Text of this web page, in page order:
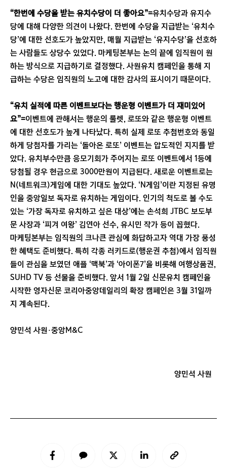
“한번에 수당을 받는 유치수당이 더 좋아요”=유치수당과 유지수
당에 대해 다양한 의견이 나왔다. 한번에 수당을 지급받는 ‘유치수
당’에 대한 선호도가 높았지만, 매월 지급받는 ‘유지수당’을 선호하
는 사람들도 상당수 있었다. 마케팅본부는 논의 끝에 임직원이 원
하는 방식으로 지급하기로 결정했다. 사원유치 캠페인을 통해 지
급하는 수당은 임직원의 노고에 대한 감사의 표시이기 때문이다.
“유치 실적에 따른 이벤트보다는 행운형 이벤트가 더 재미있어
요”=이벤트에 관해서는 행운의 룰렛, 로또와 같은 행운형 이벤트
에 대한 선호도가 높게 나타났다. 특히 실제 로또 추첨번호와 동일
하게 당첨자를 가리는 ‘돌아온 로또’ 이벤트는 압도적인 지지를 받
았다. 유치부수만큼 응모기회가 주어지는 로또 이벤트에서 1등에
당첨될 경우 현금으로 3000만원이 지급된다. 새로운 이벤트로는
N(네트워크)게임에 대한 기대도 높았다. ‘N게임’이란 지정된 유명
인을 중앙일보 독자로 유치하는 게임이다. 인기의 척도로 볼 수도
있는 ‘가장 독자로 유치하고 싶은 대상’에는 손석희 JTBC 보도부
문 사장과 ‘피겨 여왕’ 김연아 선수, 유시민 작가 등이 꼽혔다.
마케팅본부는 임직원의 크나큰 관심에 화답하고자 역대 가장 풍성
한 혜택도 준비했다. 특히 각종 러키드로(행운권 추첨)에서 임직원
들이 관심을 보였던 애플 ‘맥북’과 ‘아이폰7’을 비롯해 여행상품권,
SUHD TV 등 선물을 준비했다. 앞서 1월 2일 신문유치 캠페인을
시작한 영자신문 코리아중앙데일리의 확장 캠페인은 3월 31일까
지 계속된다.
양민석 사원·중앙M&C
양민석 사원